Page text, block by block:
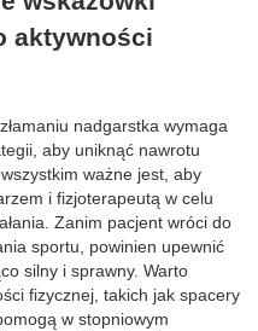
aktywności
nadgarstka wymaga
aby uniknąć nawrotu
ważne jest, aby
i fizjoterapeutą w celu
Zanim pacjent wróci do
sportu, powinien upewnić
silny i sprawny. Warto
fizycznej, takich jak spacery
w stopniowym